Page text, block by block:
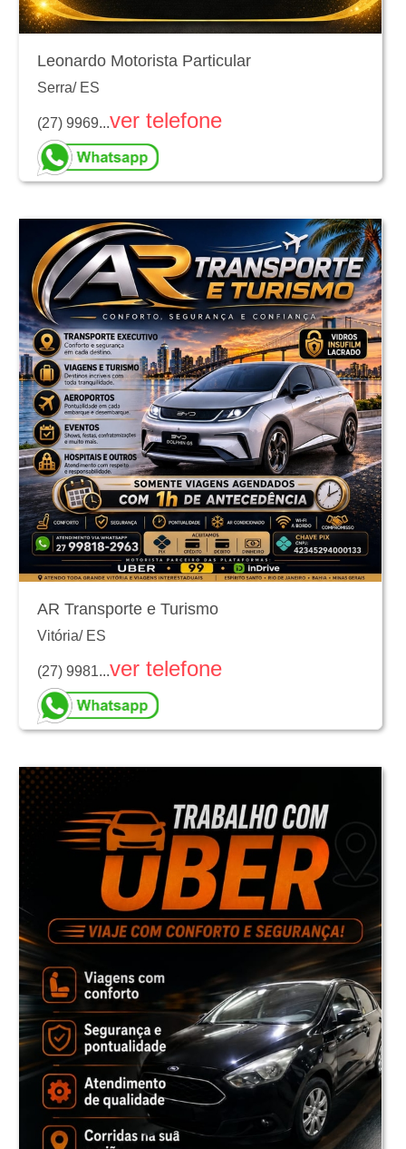
Leonardo Motorista Particular
Serra/ ES
(27) 9969...ver telefone
AR Transporte e Turismo
Vitória/ ES
(27) 9981...ver telefone